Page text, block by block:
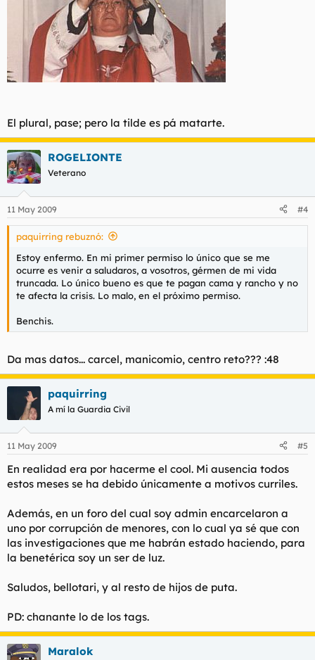
El plural, pase; pero la tilde es pá matarte.
ROGELIONTE
Veterano
11 May 2009 #4
paquirring rebuznó:
Estoy enfermo. En mi primer permiso lo único que se me
ocurre es venir a saludaros, a vosotros, gérmen de mi vida
truncada. Lo único bueno es que te pagan cama y rancho y no
te afecta la crisis. Lo malo, en el próximo permiso.
Benchis.
Da mas datos... carcel, manicomio, centro reto??? :48
paquirring
A mí la Guardia Civil
11 May 2009 #5
En realidad era por hacerme el cool. Mi ausencia todos
estos meses se ha debido únicamente a motivos curriles.
Además, en un foro del cual soy admin encarcelaron a
uno por corrupción de menores, con lo cual ya sé que con
las investigaciones que me habrán estado haciendo, para
la benetérica soy un ser de luz.
Saludos, bellotari, y al resto de hijos de puta.
PD: chanante lo de los tags.
Maralok